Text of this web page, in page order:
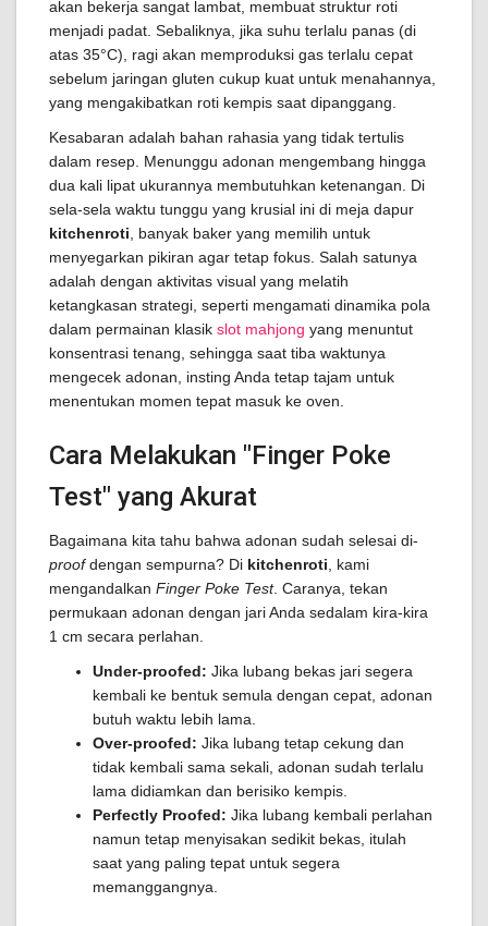
akan bekerja sangat lambat, membuat struktur roti
menjadi padat. Sebaliknya, jika suhu terlalu panas (di
atas 35°C), ragi akan memproduksi gas terlalu cepat
sebelum jaringan gluten cukup kuat untuk menahannya,
yang mengakibatkan roti kempis saat dipanggang.
Kesabaran adalah bahan rahasia yang tidak tertulis
dalam resep. Menunggu adonan mengembang hingga
dua kali lipat ukurannya membutuhkan ketenangan. Di
sela-sela waktu tunggu yang krusial ini di meja dapur
kitchenroti , banyak baker yang memilih untuk
menyegarkan pikiran agar tetap fokus. Salah satunya
adalah dengan aktivitas visual yang melatih
ketangkasan strategi, seperti mengamati dinamika pola
dalam permainan klasik slot mahjong yang menuntut
konsentrasi tenang, sehingga saat tiba waktunya
mengecek adonan, insting Anda tetap tajam untuk
menentukan momen tepat masuk ke oven.
Cara Melakukan "Finger Poke
Test" yang Akurat
Bagaimana kita tahu bahwa adonan sudah selesai di-
proofdengan sempurna? Di kitchenroti , kami
mengandalkan Finger Poke Test. Caranya, tekan
permukaan adonan dengan jari Anda sedalam kira-kira
1 cm secara perlahan.
Under-proofed: Jika lubang bekas jari segera
kembali ke bentuk semula dengan cepat, adonan
butuh waktu lebih lama.
Over-proofed: Jika lubang tetap cekung dan
tidak kembali sama sekali, adonan sudah terlalu
lama didiamkan dan berisiko kempis.
Perfectly Proofed: Jika lubang kembali perlahan
namun tetap menyisakan sedikit bekas, itulah
saat yang paling tepat untuk segera
memanggangnya.